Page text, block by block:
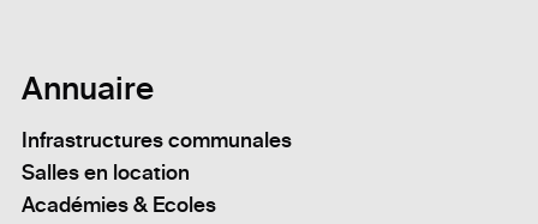
Annuaire
Infrastructures communales
Salles en location
Académies & Ecoles